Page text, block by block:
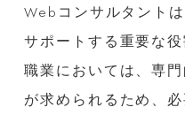
Webコンサルタント
サポートする重要な
職業においては、専
が求められるため、